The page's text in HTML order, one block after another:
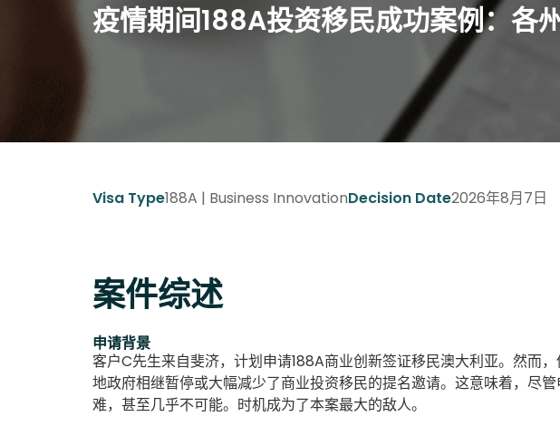
疫情期间188A投资移民成功案例：各
Visa Type188A | Business InnovationDecision Date2026年8月7日
案件综述
申请背景
客户C先生来自斐济，计划申请188A商业创新签证移民澳大利亚。然而
地政府相继暂停或大幅减少了商业投资移民的提名邀请。这意味着，
难，甚至几乎不可能。时机成为了本案最大的敌人。